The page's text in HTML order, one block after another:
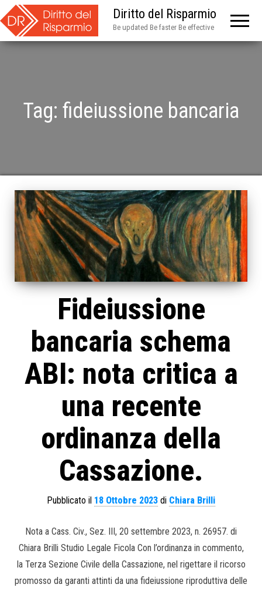
Diritto del Risparmio
Be updated Be faster Be effective
Tag: fideiussione bancaria
Fideiussione
bancaria schema
ABI: nota critica a
una recente
ordinanza della
Cassazione.
Pubblicato il 18 Ottobre 2023 di Chiara Brilli
Nota a Cass. Civ., Sez. III, 20 settembre 2023, n. 26957. di
Chiara Brilli Studio Legale Ficola Con l’ordinanza in commento,
la Terza Sezione Civile della Cassazione, nel rigettare il ricorso
promosso da garanti attinti da una fideiussione riproduttiva delle